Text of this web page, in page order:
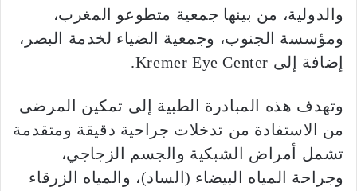
والدولية، من بينها جمعية متطوعو المغرب،
ومؤسسة الجنوب، وجمعية الضياء لخدمة البصر،
إضافة إلى Kremer Eye Center.
وتهدف هذه المبادرة الطبية إلى تمكين المرضى
من الاستفادة من تدخلات جراحية دقيقة ومتقدمة
تشمل أمراض الشبكية والجسم الزجاجي،
وجراحة المياه البيضاء (الساد)، والمياه الزرقاء